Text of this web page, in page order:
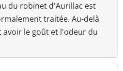
du robinet d'Aurillac est
traitée. Au-delà
avoir le goût et l'odeur du